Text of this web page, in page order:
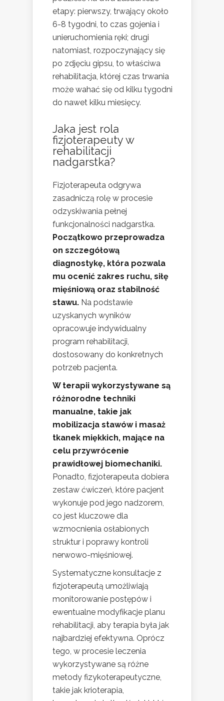
etapy: pierwszy, trwający około
6-8 tygodni, to czas gojenia i
unieruchomienia ręki; drugi
natomiast, rozpoczynający się
po zdjęciu gipsu, to właściwa
rehabilitacja, której czas trwania
może wahać się od kilku tygodni
do nawet kilku miesięcy.
Jaka jest rola
fizjoterapeuty w
rehabilitacji
nadgarstka?
Fizjoterapeuta odgrywa
zasadniczą rolę w procesie
odzyskiwania pełnej
funkcjonalności nadgarstka.
Początkowo przeprowadza
on szczegółową
diagnostykę, która pozwala
mu ocenić zakres ruchu, siłę
mięśniową oraz stabilność
stawu. Na podstawie
uzyskanych wyników
opracowuje indywidualny
program rehabilitacji,
dostosowany do konkretnych
potrzeb pacjenta.
W terapii wykorzystywane są
różnorodne techniki
manualne, takie jak
mobilizacja stawów i masaż
tkanek miękkich, mające na
celu przywrócenie
prawidłowej biomechaniki.
Ponadto, fizjoterapeuta dobiera
zestaw ćwiczeń, które pacjent
wykonuje pod jego nadzorem,
co jest kluczowe dla
wzmocnienia osłabionych
struktur i poprawy kontroli
nerwowo-mięśniowej.
Systematyczne konsultacje z
fizjoterapeutą umożliwiają
monitorowanie postępów i
ewentualne modyfikacje planu
rehabilitacji, aby terapia była jak
najbardziej efektywna. Oprócz
tego, w procesie leczenia
wykorzystywane są różne
metody fizykoterapeutyczne,
takie jak krioterapia,